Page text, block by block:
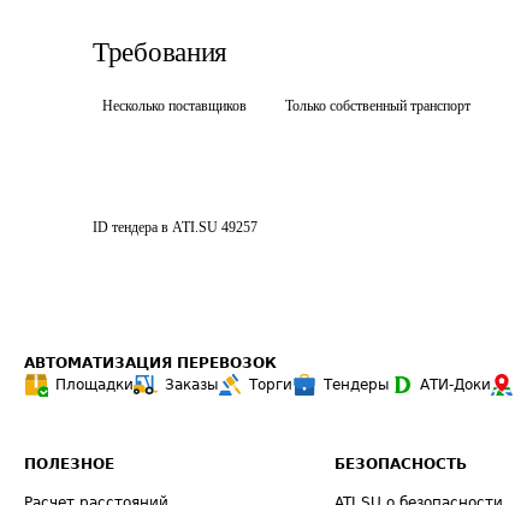
Требования
Несколько поставщиков Только собственный транспорт
ID тендера в ATI.SU 49257
АВТОМАТИЗАЦИЯ ПЕРЕВОЗОК
Площадки
Заказы Торги Тендеры АТИ-Доки
ПОЛЕЗНОЕ БЕЗОПАСНОСТЬ